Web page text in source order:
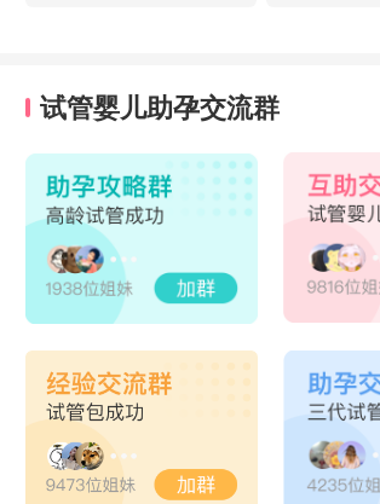
试管婴儿助孕交流群